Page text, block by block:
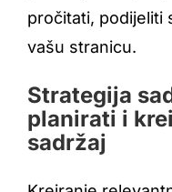
pročitati, podijeliti
vašu stranicu.
Strategija
planirati i
sadržaj